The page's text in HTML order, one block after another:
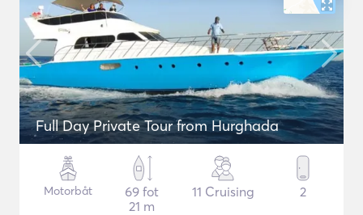
Full Day Private Tour from Hurghada
Motorbåt
69 fot
21 m
11 Cruising 2